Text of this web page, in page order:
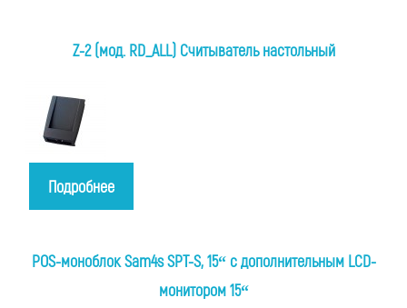
Z-2 (мод. RD_ALL) Считыватель настольный
Подробнее
POS-моноблок Sam4s SPT-S, 15“ с дополнительным LCD-
монитором 15“